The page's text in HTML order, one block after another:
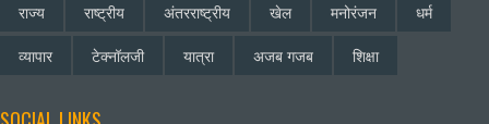
राज्य राष्ट्रीय अंतरराष्ट्रीय खेल मनोरंजन
धर्म
व्यापार
टेक्नॉलजी यात्रा अजब गजब शिक्षा